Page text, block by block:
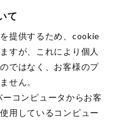
て
提供するため、cookie
すが、これにより個人
ではなく、お客様のプ
せん。
コンピュータからお客
用しているコンピュー